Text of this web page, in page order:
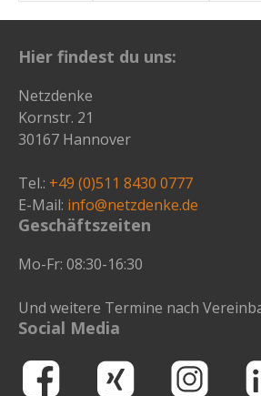
Hier findest du uns:
Netzdenke
Kornstr. 21
30167 Hannover
Tel.: +49 (0)511 8430 0777
E-Mail: info@netzdenke.de
Geschäftszeiten
Mo-Fr: 08:30-16:30
Und weitere Termine nach
Social Media